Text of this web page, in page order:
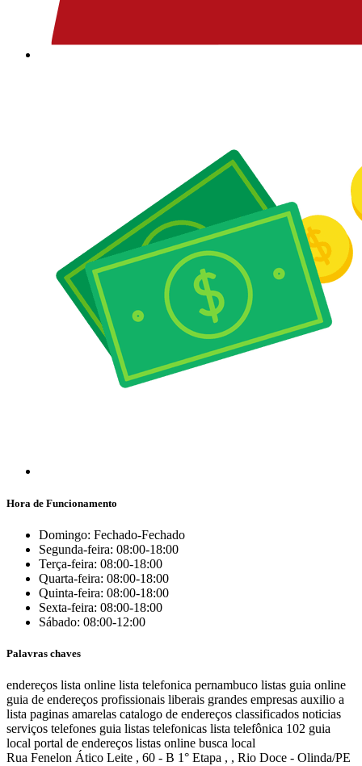
Hora de Funcionamento
Domingo: Fechado-Fechado
Segunda-feira: 08:00-18:00
Terça-feira: 08:00-18:00
Quarta-feira: 08:00-18:00
Quinta-feira: 08:00-18:00
Sexta-feira: 08:00-18:00
Sábado: 08:00-12:00
Palavras chaves
endereços lista online lista telefonica pernambuco listas guia online
guia de endereços profissionais liberais grandes empresas auxilio a
lista paginas amarelas catalogo de endereços classificados noticias
serviços telefones guia listas telefonicas lista telefônica 102 guia
local portal de endereços listas online busca local
Rua Fenelon Ático Leite , 60 - B 1° Etapa , , Rio Doce - Olinda/PE